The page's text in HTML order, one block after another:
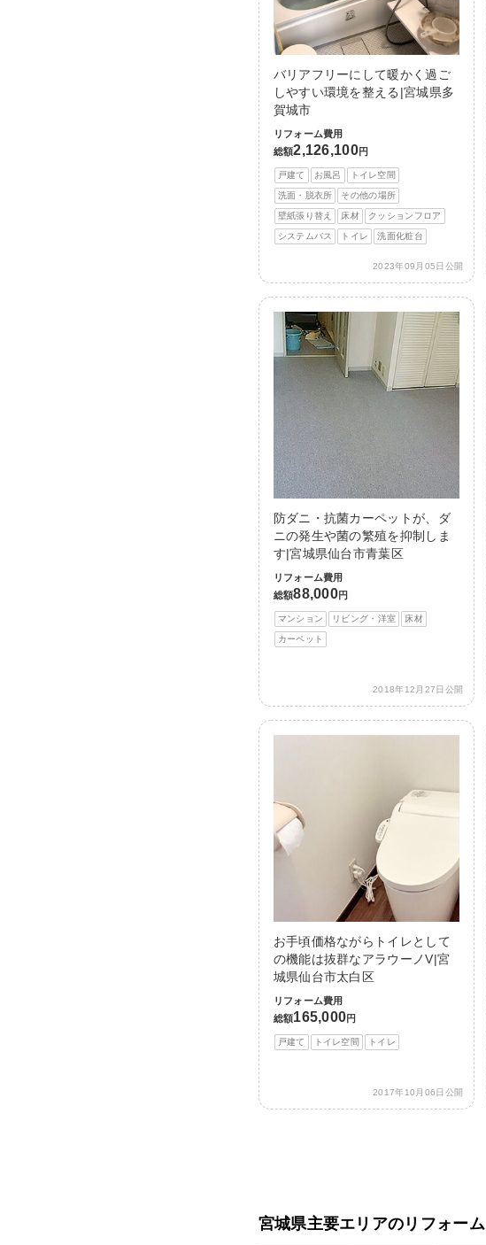
バリアフリーにして暖かく過ご
しやすい環境を整える|宮城県多
賀城市
リフォーム費用
総額2,126,100円
戸建て お風呂 トイレ空間
洗面・脱衣所 その他の場所
壁紙張り替え 床材 クッションフロア
システムバス トイレ 洗面化粧台
2023年09月05日公開
防ダニ・抗菌カーペットが、ダ
ニの発生や菌の繁殖を抑制しま
す|宮城県仙台市青葉区
リフォーム費用
総額88,000円
マンション リビング・洋室 床材
カーペット
2018年12月27日公開
お手頃価格ながらトイレとして
の機能は抜群なアラウーノV|宮
城県仙台市太白区
リフォーム費用
総額165,000円
戸建て トイレ空間 トイレ
2017年10月06日公開
宮城県主要エリアのリフォーム